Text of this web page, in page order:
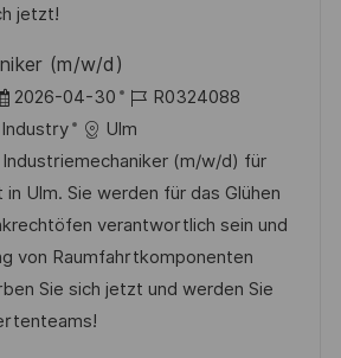
jetzt!
(m/w/d)
2026-04-30
J
o
b
I
d
R0324088
Industry
Ulm
Industriemechaniker (m/w/d) für
Ulm. Sie werden für das Glühen
verantwortlich sein und
von Raumfahrtkomponenten
Sie sich jetzt und werden Sie